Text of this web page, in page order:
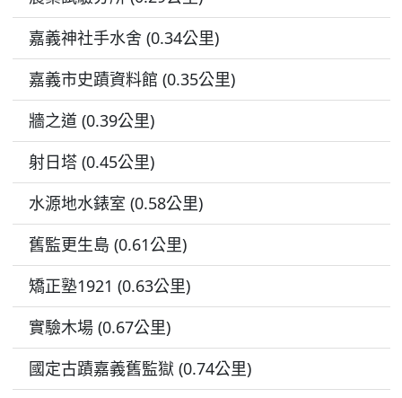
嘉義神社手水舍 (0.34公里)
嘉義市史蹟資料館 (0.35公里)
牆之道 (0.39公里)
射日塔 (0.45公里)
水源地水錶室 (0.58公里)
舊監更生島 (0.61公里)
矯正塾1921 (0.63公里)
實驗木場 (0.67公里)
國定古蹟嘉義舊監獄 (0.74公里)